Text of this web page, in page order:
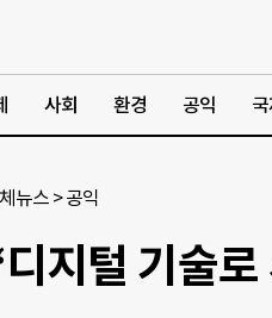
사회 환경 공익 국
뉴스 >공익
지털 기술